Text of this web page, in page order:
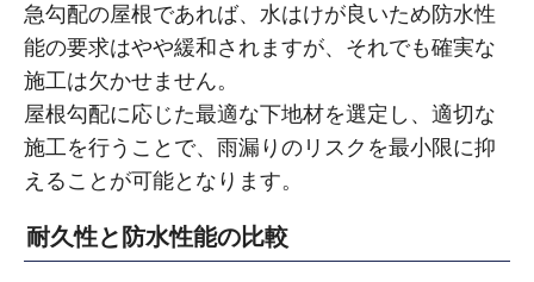
急勾配の屋根であれば、水はけが良いため防水性
能の要求はやや緩和されますが、それでも確実な
施工は欠かせません。
屋根勾配に応じた最適な下地材を選定し、適切な
施工を行うことで、雨漏りのリスクを最小限に抑
えることが可能となります。
耐久性と防水性能の比較